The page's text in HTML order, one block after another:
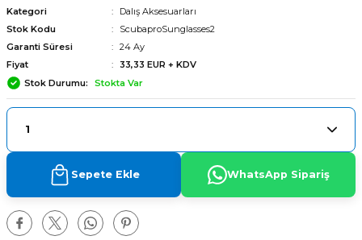
Kategori
Dalış Aksesuarları
Stok Kodu
ScubaproSunglasses2
Garanti Süresi
24 Ay
Fiyat
33,33 EUR + KDV
Stok Durumu
Stokta Var
Sepete Ekle WhatsApp Sipariş